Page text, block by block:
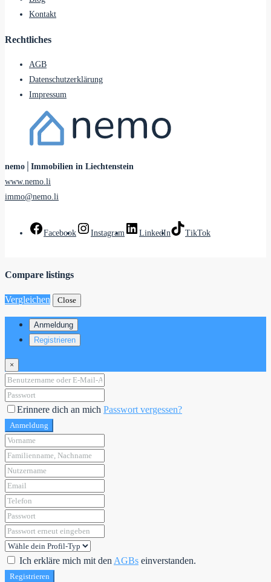
Kontakt
Rechtliches
AGB
Datenschutzerklärung
Impressum
nemo│Immobilien in Liechtenstein
www.nemo.li
immo@nemo.li
Facebook Instagram LinkedIn TikTok
Compare listings
Vergleichen Close
Anmeldung
Registrieren
×
Erinnere dich an mich Passwort vergessen?
Anmeldung
Ich erkläre mich mit den AGBs einverstanden.
Registrieren